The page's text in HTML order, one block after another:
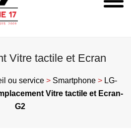
Vitre tactile et Ecran
ou service> Smartphone> LG-
Vitre tactile et Ecran-
G2